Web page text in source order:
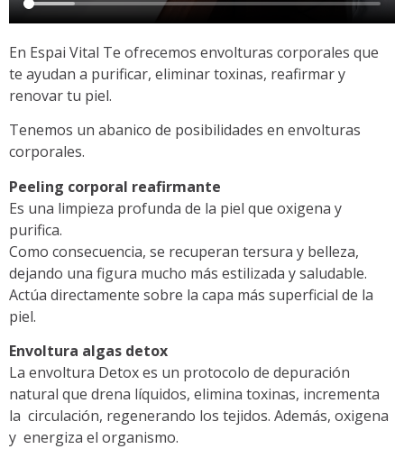
En Espai Vital Te ofrecemos envolturas corporales que
te ayudan a purificar, eliminar toxinas, reafirmar y
renovar tu piel.
Tenemos un abanico de posibilidades en envolturas
corporales.
Peeling corporal reafirmante
Es una limpieza profunda de la piel que oxigena y
purifica.
Como consecuencia, se recuperan tersura y belleza,
dejando una figura mucho más estilizada y saludable.
Actúa directamente sobre la capa más superficial de la
piel.
Envoltura algas detox
La envoltura Detox es un protocolo de depuración
natural que drena líquidos, elimina toxinas, incrementa
la circulación, regenerando los tejidos. Además, oxigena
y energiza el organismo.